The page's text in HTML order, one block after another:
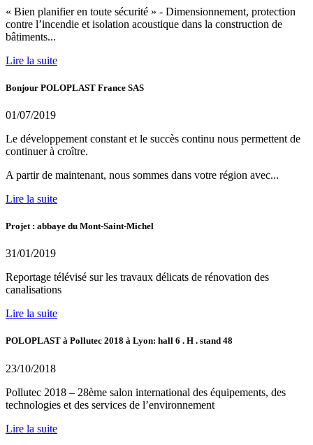
« Bien planifier en toute sécurité » - Dimensionnement, protection
contre l’incendie et isolation acoustique dans la construction de
bâtiments...
Lire la suite
Bonjour POLOPLAST France SAS
01/07/2019
Le développement constant et le succès continu nous permettent de
continuer à croître.
A partir de maintenant, nous sommes dans votre région avec...
Lire la suite
Projet : abbaye du Mont-Saint-Michel
31/01/2019
Reportage télévisé sur les travaux délicats de rénovation des
canalisations
Lire la suite
POLOPLAST à Pollutec 2018 à Lyon: hall 6 . H . stand 48
23/10/2018
Pollutec 2018 – 28ème salon international des équipements, des
technologies et des services de l’environnement
Lire la suite